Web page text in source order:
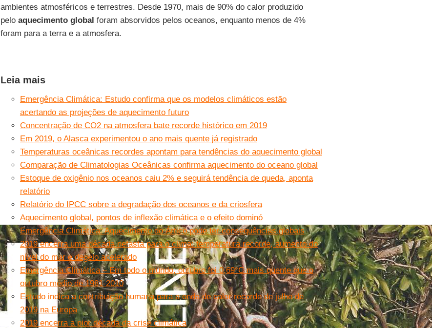
ambientes atmosféricos e terrestres. Desde 1970, mais de 90% do calor produzido
pelo aquecimento global foram absorvidos pelos oceanos, enquanto menos de 4%
foram para a terra e a atmosfera.
Leia mais
Emergência Climática: Estudo confirma que os modelos climáticos estão
acertando as projeções de aquecimento futuro
Concentração de CO2 na atmosfera bate recorde histórico em 2019
Em 2019, o Alasca experimentou o ano mais quente já registrado
Temperaturas oceânicas recordes apontam para tendências do aquecimento global
Comparação de Climatologias Oceânicas confirma aquecimento do oceano global
Estoque de oxigênio nos oceanos caiu 2% e seguirá tendência de queda, aponta
relatório
Relatório do IPCC sobre a degradação dos oceanos e da criosfera
Aquecimento global, pontos de inflexão climática e o efeito dominó
Emergência Climática: Aquecimento do Ártico pode ter consequências globais
2019 encerra uma década nefasta para o clima: temperatura recorde, aumento do
nível do mar e degelo acelerado
Emergência Climática – Em todo o mundo, outubro foi 0,69°C mais quente que o
outubro médio de 1981-2010
Estudo indica a contribuição humana para a onda de calor recorde de julho de
2019 na Europa
2019 encerra a pior década da crise climática